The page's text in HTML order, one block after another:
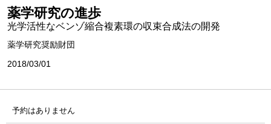
薬学研究の進歩
光学活性なベンゾ縮合複素環の収束合成法の開発
薬学研究奨励財団
2018/03/01
予約はありません